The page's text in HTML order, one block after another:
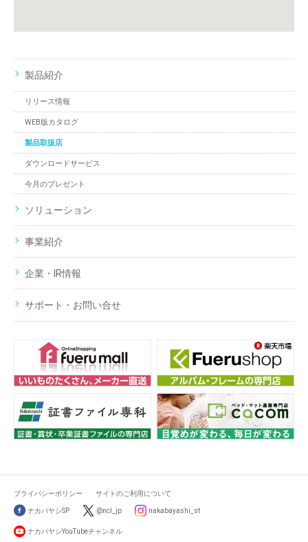
製品紹介
リリース情報
WEB版カタログ
製品取扱店
ダウンロードサービス
今月のプレゼント
ソリューション
事業紹介
企業・IR情報
サポート・お問い合せ
プライバシーポリシー サイトのご利用について
ナカバヤシSP @ncl_jp nakabayashi_st
ナカバヤシYouTubeチャンネル